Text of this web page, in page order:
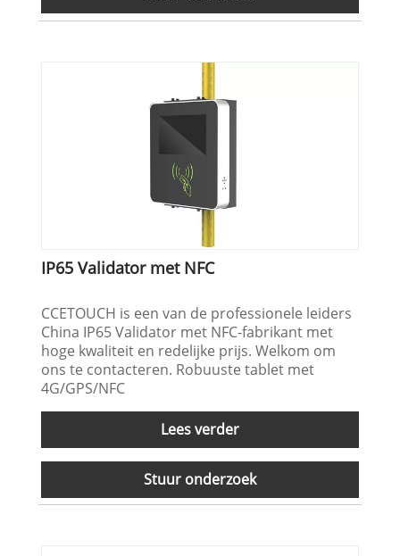
IP65 Validator met NFC
CCETOUCH is een van de professionele leiders
China IP65 Validator met NFC-fabrikant met
hoge kwaliteit en redelijke prijs. Welkom om
ons te contacteren. Robuuste tablet met
4G/GPS/NFC
Lees verder
Stuur onderzoek